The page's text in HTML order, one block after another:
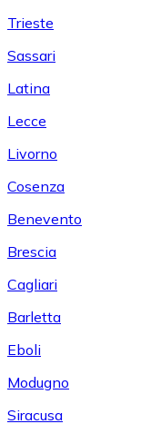
Trieste
Sassari
Latina
Lecce
Livorno
Cosenza
Benevento
Brescia
Cagliari
Barletta
Eboli
Modugno
Siracusa